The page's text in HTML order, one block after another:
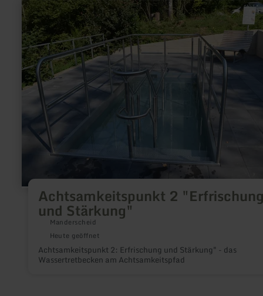
Achtsamkeitspunkt 2
und Stärkung"
Manderscheid
Heute geöffnet
Achtsamkeitspunkt 2: Erfrischung und Stärkung" - das
Wassertretbecken am Achtsamkeitspfad
mehr
erfahren
zu:
Achtsamkeitspunkt
2
"Erfrischung
und
Stärkung"